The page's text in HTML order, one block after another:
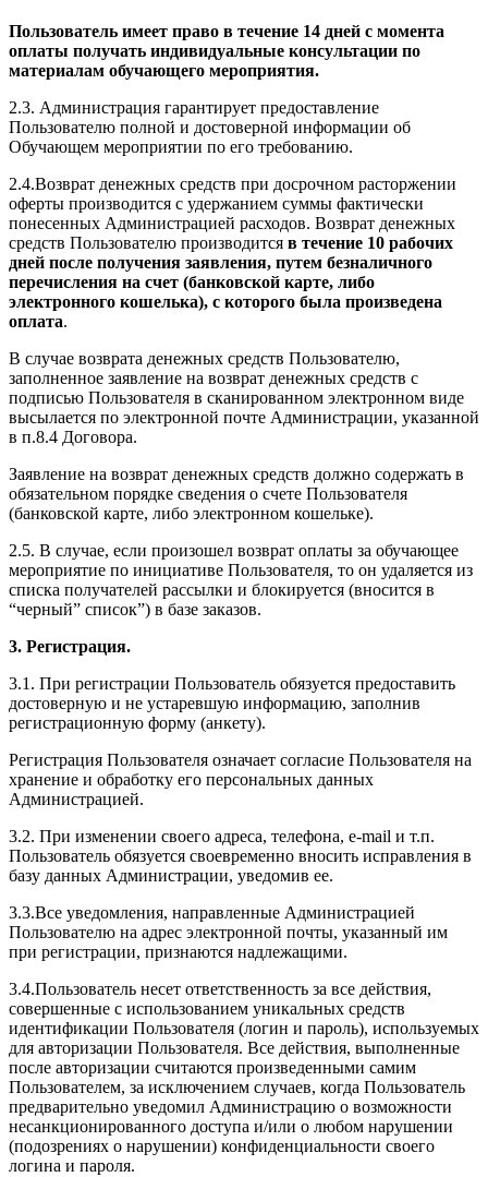
Пользователь имеет право в течение 14 дней с момента
оплаты получать индивидуальные консультации по
материалам обучающего мероприятия.
2.3. Администрация гарантирует предоставление
Пользователю полной и достоверной информации об
Обучающем мероприятии по его требованию.
2.4.Возврат денежных средств при досрочном расторжении
оферты производится с удержанием суммы фактически
понесенных Администрацией расходов. Возврат денежных
средств Пользователю производится в течение 10 рабочих
дней после получения заявления, путем безналичного
перечисления на счет (банковской карте, либо
электронного кошелька), с которого была произведена
оплата.
В случае возврата денежных средств Пользователю,
заполненное заявление на возврат денежных средств с
подписью Пользователя в сканированном электронном виде
высылается по электронной почте Администрации, указанной
в п.8.4 Договора.
Заявление на возврат денежных средств должно содержать в
обязательном порядке сведения о счете Пользователя
(банковской карте, либо электронном кошельке).
2.5. В случае, если произошел возврат оплаты за обучающее
мероприятие по инициативе Пользователя, то он удаляется из
списка получателей рассылки и блокируется (вносится в
“черный” список”) в базе заказов.
3. Регистрация.
3.1. При регистрации Пользователь обязуется предоставить
достоверную и не устаревшую информацию, заполнив
регистрационную форму (анкету).
Регистрация Пользователя означает согласие Пользователя на
хранение и обработку его персональных данных
Администрацией.
3.2. При изменении своего адреса, телефона, e-mail и т.п.
Пользователь обязуется своевременно вносить исправления в
базу данных Администрации, уведомив ее.
3.3.Все уведомления, направленные Администрацией
Пользователю на адрес электронной почты, указанный им
при регистрации, признаются надлежащими.
3.4.Пользователь несет ответственность за все действия,
совершенные с использованием уникальных средств
идентификации Пользователя (логин и пароль), используемых
для авторизации Пользователя. Все действия, выполненные
после авторизации считаются произведенными самим
Пользователем, за исключением случаев, когда Пользователь
предварительно уведомил Администрацию о возможности
несанкционированного доступа и/или о любом нарушении
(подозрениях о нарушении) конфиденциальности своего
логина и пароля.